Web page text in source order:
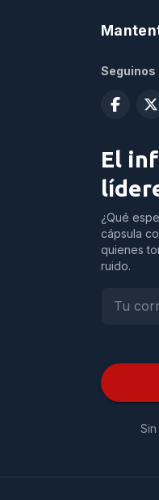
Seguinos
El
¿Qué
cápsula
quienes
ruido.